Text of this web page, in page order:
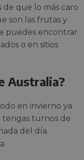
de que lo más caro
son las frutas y
puedes encontrar
o en sitios
Australia?
en invierno ya
tengas turnos de
del día.